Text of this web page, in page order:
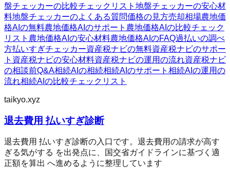
盤チェッカーの比較チェックリスト 地盤チェッカーの安心材
料地盤チェッカーのよくある質問価格の見方売却相場農地価
格AIの無料農地価格AIのサポート 農地価格AIの比較チェック
リスト 農地価格AIの安心材料農地価格AIのFAQ過払いの調べ
方払いすぎチェッカー資産税ナビの無料資産税ナビのサポー
ト 資産税ナビの安心材料資産税ナビの運用の流れ資産税ナビ
の相談前Q&A相続AIの相続相続AIのサポート 相続AIの運用の
流れ相続AIの比較チェックリスト
taikyo.xyz
退去費用 払いすぎ診断
退去費用 払いすぎ診断の入口です。退去費用の請求が高す
ぎる気がする を出発点に、国交省ガイドラインに基づく適
正額を算出 へ進めるように整理しています